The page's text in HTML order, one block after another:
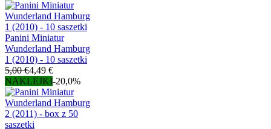
Panini Miniatur
Wunderland Hamburg
1 (2010) - 10 saszetki
5,00 €4,49 €
NAKLEJKI-20,0%